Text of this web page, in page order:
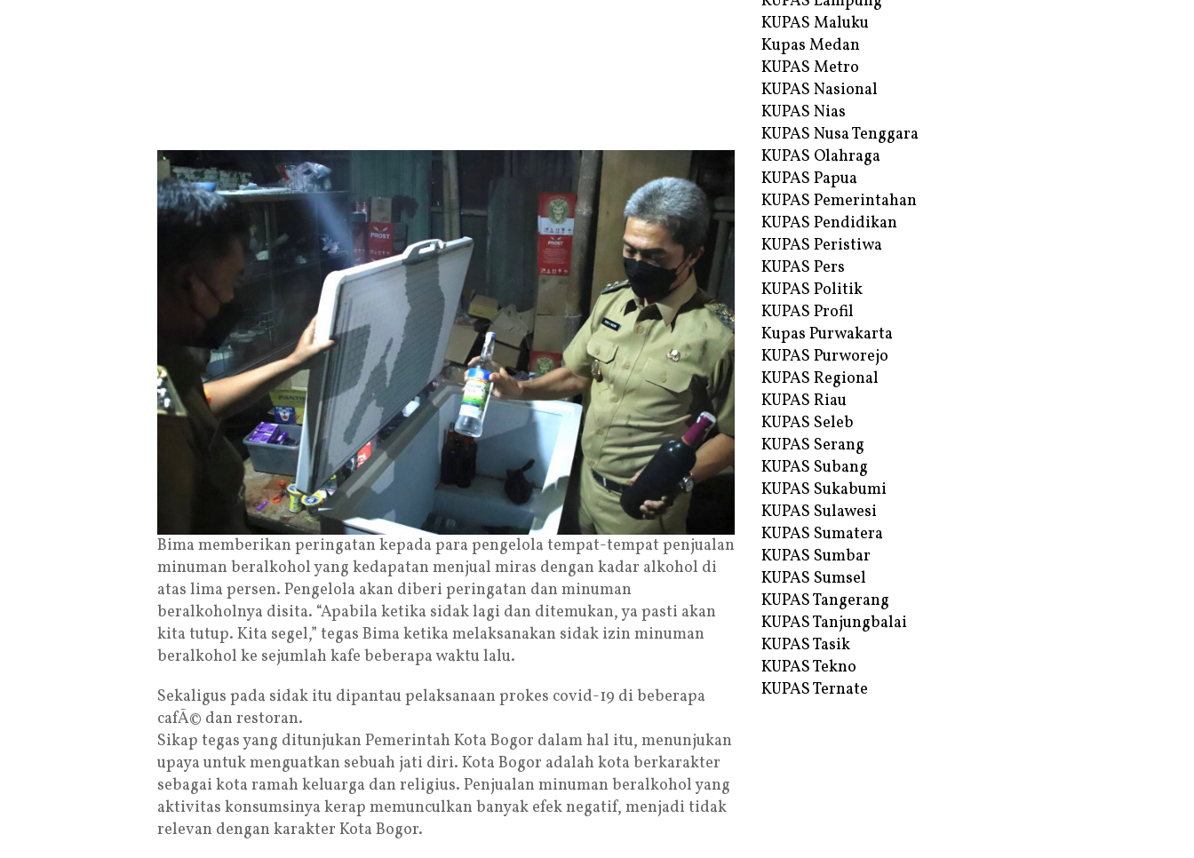
Bima memberikan peringatan kepada para pengelola tempat-tempat penjualan
minuman beralkohol yang kedapatan menjual miras dengan kadar alkohol di
atas lima persen. Pengelola akan diberi peringatan dan minuman
beralkoholnya disita. “Apabila ketika sidak lagi dan ditemukan, ya pasti akan
kita tutup. Kita segel,” tegas Bima ketika melaksanakan sidak izin minuman
beralkohol ke sejumlah kafe beberapa waktu lalu.
Sekaligus pada sidak itu dipantau pelaksanaan prokes covid-19 di beberapa
cafÃ© dan restoran.
Sikap tegas yang ditunjukan Pemerintah Kota Bogor dalam hal itu, menunjukan
upaya untuk menguatkan sebuah jati diri. Kota Bogor adalah kota berkarakter
sebagai kota ramah keluarga dan religius. Penjualan minuman beralkohol yang
aktivitas konsumsinya kerap memunculkan banyak efek negatif, menjadi tidak
relevan dengan karakter Kota Bogor.
KUPAS Maluku
Kupas Medan
KUPAS Metro
KUPAS Nasional
KUPAS Nias
KUPAS Nusa Tenggara
KUPAS Olahraga
KUPAS Papua
KUPAS Pemerintahan
KUPAS Pendidikan
KUPAS Peristiwa
KUPAS Pers
KUPAS Politik
KUPAS Profil
Kupas Purwakarta
KUPAS Purworejo
KUPAS Regional
KUPAS Riau
KUPAS Seleb
KUPAS Serang
KUPAS Subang
KUPAS Sukabumi
KUPAS Sulawesi
KUPAS Sumatera
KUPAS Sumbar
KUPAS Sumsel
KUPAS Tangerang
KUPAS Tanjungbalai
KUPAS Tasik
KUPAS Tekno
KUPAS Ternate